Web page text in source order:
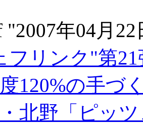
"2007年04月22
フリンク"第
120%の手づ
北野「ピッ